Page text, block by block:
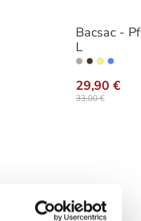
Bacsac -
L
29,90 €
33,00 €